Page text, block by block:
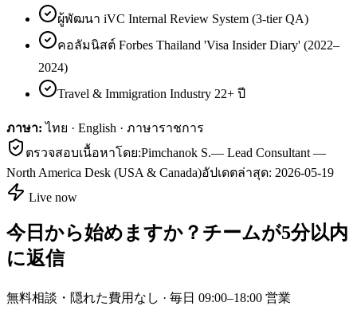
ผู้พัฒนา iVC Internal Review System (3-tier QA)
คอลัมนิสต์ Forbes Thailand 'Visa Insider Diary' (2022–
2024)
Travel & Immigration Industry 22+ ปี
ภาษา: ไทย · English · ภาษาราชการ
ตรวจสอบเนื้อหาโดย:Pimchanok S.— Lead Consultant —
North America Desk (USA & Canada)อัปเดตล่าสุด: 2026-05-19
Live now
今日から始めますか？チームが5分以内
に返信
無料相談・隠れた費用なし · 毎日 09:00–18:00 営業